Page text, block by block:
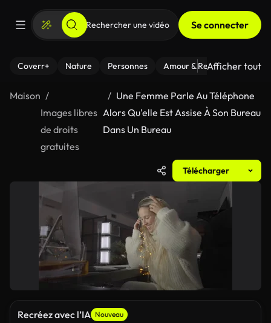
Se connecter
Coverr+ Nature Personnes Amour & Relations Le
Afficher tout
Maison
Images libres
de droits
gratuites
Une Femme Parle Au Téléphone
Alors Qu'elle Est Assise À Son Bureau
Dans Un Bureau
Télécharger
Recréez avec l’IA Nouveau